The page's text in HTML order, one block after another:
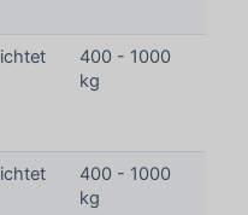
400 - 1000
kg
400 - 1000
kg